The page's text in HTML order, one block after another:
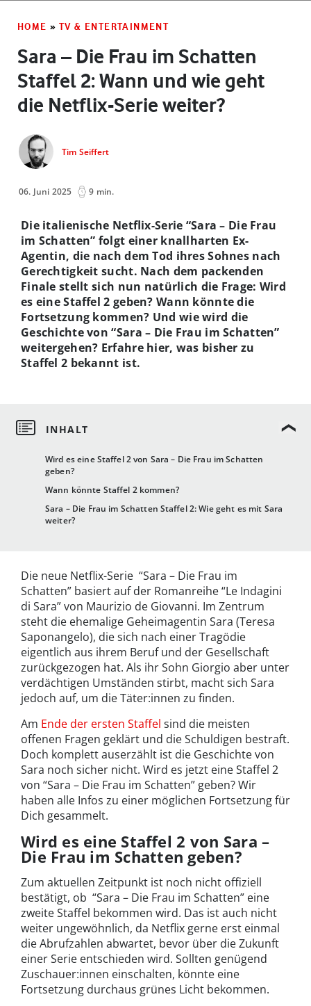
HOME » TV & ENTERTAINMENT
Sara – Die Frau im Schatten
Staffel 2: Wann und wie geht
die Netflix-Serie weiter?
Tim Seiffert
06. Juni 2025 9 min.
Wird es eine Staffel 2 von Sara – Die Frau im Schatten
geben?
Wann könnte Staffel 2 kommen?
Sara – Die Frau im Schatten Staffel 2: Wie geht es mit Sara
weiter?
Die italienische Netflix-Serie “Sara – Die Frau
im Schatten” folgt einer knallharten Ex-
Agentin, die nach dem Tod ihres Sohnes nach
Gerechtigkeit sucht. Nach dem packenden
Finale stellt sich nun natürlich die Frage: Wird
es eine Staffel 2 geben? Wann könnte die
Fortsetzung kommen? Und wie wird die
Geschichte von “Sara – Die Frau im Schatten”
weitergehen? Erfahre hier, was bisher zu
Staffel 2 bekannt ist.
Die neue Netflix-Serie “Sara – Die Frau im
Schatten” basiert auf der Romanreihe “Le Indagini
di Sara” von Maurizio de Giovanni. Im Zentrum
steht die ehemalige Geheimagentin Sara (Teresa
Saponangelo), die sich nach einer Tragödie
eigentlich aus ihrem Beruf und der Gesellschaft
zurückgezogen hat. Als ihr Sohn Giorgio aber unter
verdächtigen Umständen stirbt, macht sich Sara
jedoch auf, um die Täter:innen zu finden.
Am Ende der ersten Staffel sind die meisten
offenen Fragen geklärt und die Schuldigen bestraft.
Doch komplett auserzählt ist die Geschichte von
Sara noch sicher nicht. Wird es jetzt eine Staffel 2
von “Sara – Die Frau im Schatten” geben? Wir
haben alle Infos zu einer möglichen Fortsetzung für
Dich gesammelt.
Wird es eine Staffel 2 von Sara –
Die Frau im Schatten geben?
Zum aktuellen Zeitpunkt ist noch nicht offiziell
bestätigt, ob “Sara – Die Frau im Schatten” eine
zweite Staffel bekommen wird. Das ist auch nicht
weiter ungewöhnlich, da Netflix gerne erst einmal
die Abrufzahlen abwartet, bevor über die Zukunft
einer Serie entschieden wird. Sollten genügend
Zuschauer:innen einschalten, könnte eine
Fortsetzung durchaus grünes Licht bekommen.